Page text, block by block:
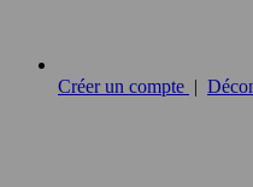
Créer un compte |